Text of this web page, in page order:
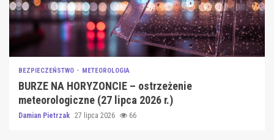
BEZPIECZEŃSTWO METEOROLOGIA
BURZE NA HORYZONCIE – ostrzeżenie
meteorologiczne (27 lipca 2026 r.)
Damian Pietrzak 27 lipca 2026 66